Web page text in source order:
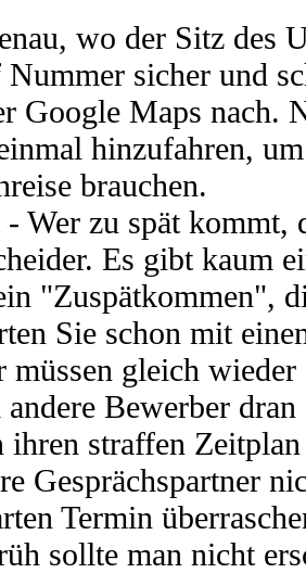
wo der Sitz des
sicher und
Google Maps nach.
hinzufahren,
brauchen.
Wer zu spät kommt,
Es gibt kaum
"Zuspätkommen",
Sie schon mit
müssen gleich
Bewerber
ihren straffen
Gesprächspartner
Termin
sollte man nicht